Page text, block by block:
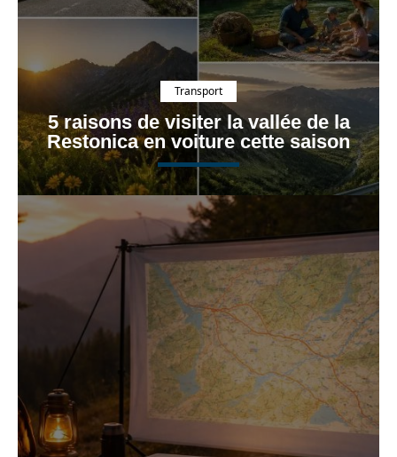
Transport
5 raisons de visiter la vallée de la
Restonica en voiture cette saison